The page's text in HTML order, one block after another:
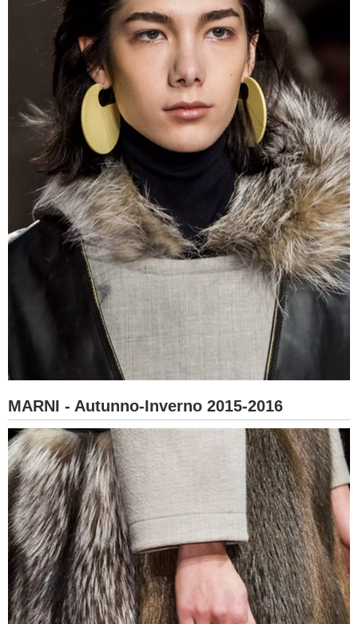
MARNI - Autunno-Inverno 2015-2016